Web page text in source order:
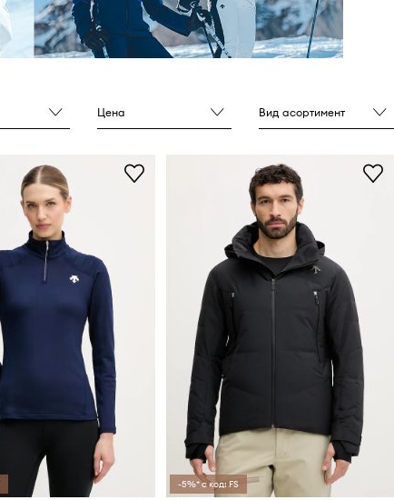
Цена Вид асортимент
-5%* с код: FS